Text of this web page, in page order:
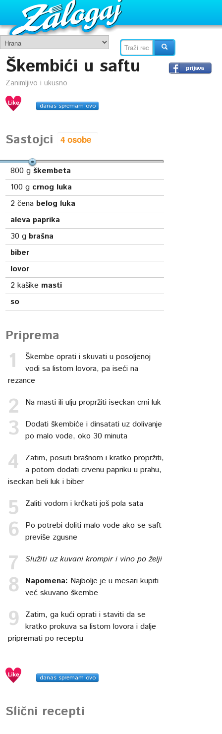
Škembići u saftu
Zanimljivo i ukusno
danas spremam ovo
Sastojci
800 gškembeta
100 g crnog luka
2 čena belog luka
aleva paprika
30 g brašna
biber
lovor
2 kašike masti
so
Priprema
Škembe oprati i skuvati u posoljenoj
vodi sa listom lovora, pa iseći na
rezance
Na masti ili ulju propržiti iseckan crni luk
Dodati škembiće i dinsatati uz dolivanje
po malo vode, oko 30 minuta
Zatim, posuti brašnom i kratko propržiti,
a potom dodati crvenu papriku u prahu,
iseckan beli luk i biber
Zaliti vodom i krčkati još pola sata
Po potrebi doliti malo vode ako se saft
previše zgusne
Služiti uz kuvani krompir i vino po želji
Napomena: Najbolje je u mesari kupiti
već skuvano škembe
Zatim, ga kući oprati i staviti da se
kratko prokuva sa listom lovora i dalje
pripremati po receptu
danas spremam ovo
Slični recepti